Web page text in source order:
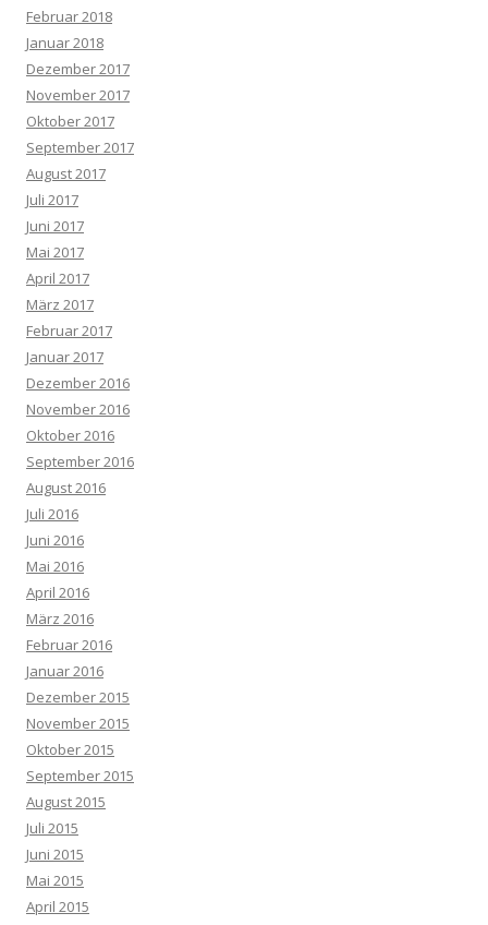
Februar 2018
Januar 2018
Dezember 2017
November 2017
Oktober 2017
September 2017
August 2017
Juli 2017
Juni 2017
Mai 2017
April 2017
März 2017
Februar 2017
Januar 2017
Dezember 2016
November 2016
Oktober 2016
September 2016
August 2016
Juli 2016
Juni 2016
Mai 2016
April 2016
März 2016
Februar 2016
Januar 2016
Dezember 2015
November 2015
Oktober 2015
September 2015
August 2015
Juli 2015
Juni 2015
Mai 2015
April 2015